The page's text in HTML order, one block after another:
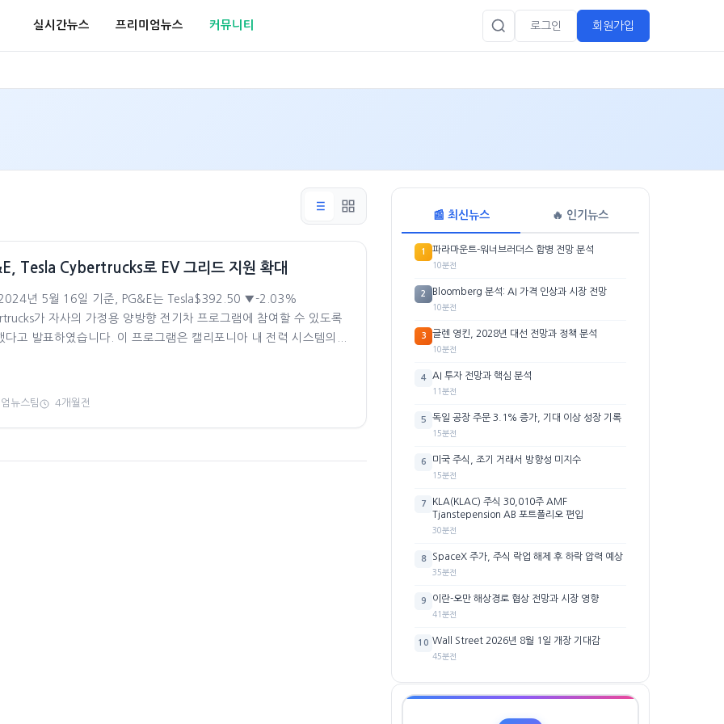
실시간뉴스 프리미엄뉴스 커뮤니티 로그인 회원가입
Tesla Cybertrucks로 EV 그리드 지원 확대
년 5월 16일 기준, PG&E는 Tesla$392.50 ▼-2.03%
가 자사의 가정용 양방향 전기차 프로그램에 참여할 수 있도록
다고 발표하였습니다. 이 프로그램은 캘리포니아 내 전력 시스템의...
뉴스팀 4개월전
📰 최신뉴스 🔥 인기뉴스
1 파라마운트-워너브러더스 합병 전망 분석
10분전
2 Bloomberg 분석: AI 가격 인상과 시장 전망
10분전
3 글렌 영킨, 2028년 대선 전망과 정책 분석
10분전
4 AI 투자 전망과 핵심 분석
11분전
5 독일 공장 주문 3.1% 증가, 기대 이상 성장 기록
15분전
6 미국 주식, 조기 거래서 방향성 미지수
15분전
7
KLA(KLAC) 주식 30,010주 AMF
Tjanstepension AB 포트폴리오 편입
30분전
8 SpaceX 주가, 주식 락업 해제 후 하락 압력 예상
35분전
9 이란-오만 해상경로 협상 전망과 시장 영향
41분전
10 Wall Street 2026년 8월 1일 개장 기대감
45분전